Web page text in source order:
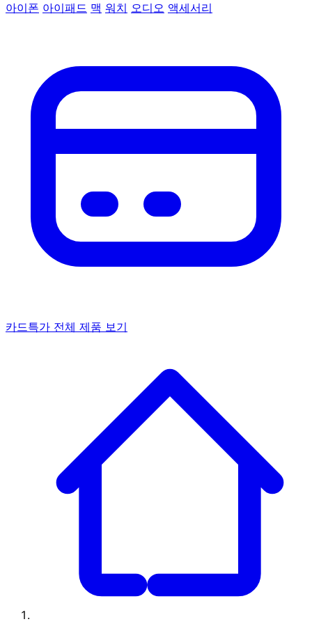
아이폰 아이패드 맥 워치 오디오 액세서리
카드특가 전체 제품 보기